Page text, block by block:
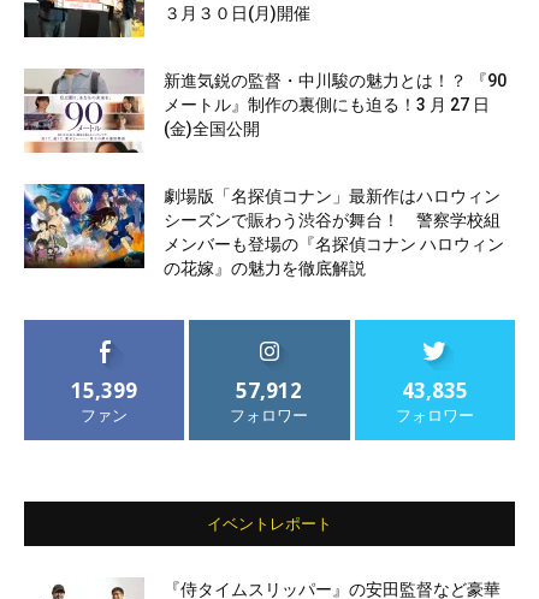
３月３０日(月)開催
新進気鋭の監督・中川駿の魅力とは！？ 『90
メートル』制作の裏側にも迫る！3 月 27 日
(金)全国公開
劇場版「名探偵コナン」最新作はハロウィン
シーズンで賑わう渋谷が舞台！ 警察学校組
メンバーも登場の『名探偵コナン ハロウィン
の花嫁』の魅力を徹底解説
15,399
ファン
57,912
フォロワー
43,835
フォロワー
イベントレポート
『侍タイムスリッパー』の安田監督など豪華